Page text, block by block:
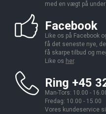
med en vægt på under
Facebook
Like os på Facebook
få det seneste nye,
få skarpe tilbud og
Like os her.
Ring +45
Man-Tors: 10.00 -
Fredag: 10.00 - 15.00
Vores kundeservice